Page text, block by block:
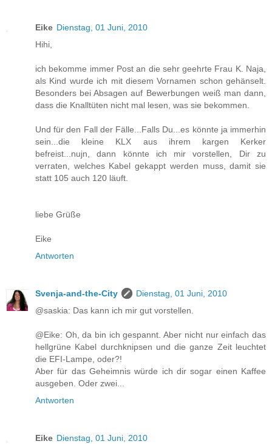
Eike Dienstag, 01 Juni, 2010
Hihi,
ich bekomme immer Post an die sehr geehrte Frau K. Naja,
als Kind wurde ich mit diesem Vornamen schon gehänselt.
Besonders bei Absagen auf Bewerbungen weiß man dann,
dass die Knalltüten nicht mal lesen, was sie bekommen.
Und für den Fall der Fälle...Falls Du...es könnte ja immerhin
sein...die kleine KLX aus ihrem kargen Kerker
befreist...nujn, dann könnte ich mir vorstellen, Dir zu
verraten, welches Kabel gekappt werden muss, damit sie
statt 105 auch 120 läuft.
liebe Grüße
Eike
Antworten
Svenja-and-the-City
Dienstag, 01 Juni, 2010
@saskia: Das kann ich mir gut vorstellen.
@Eike: Oh, da bin ich gespannt. Aber nicht nur einfach das
hellgrüne Kabel durchknipsen und die ganze Zeit leuchtet
die EFI-Lampe, oder?!
Aber für das Geheimnis würde ich dir sogar einen Kaffee
ausgeben. Oder zwei...
Antworten
Eike Dienstag, 01 Juni, 2010